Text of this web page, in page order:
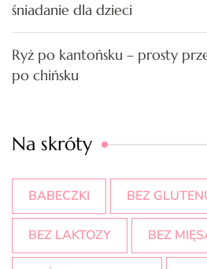
śniadanie dla dzieci
Ryż po kantońsku – prosty
po chińsku
Na skróty
BABECZKI BEZ
BEZ LAKTOZY BEZ